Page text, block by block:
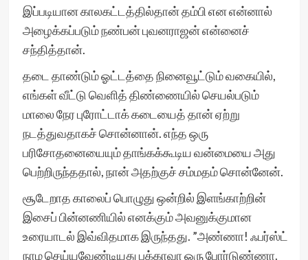
இப்படியான காலகட்டத்தில்தான் தம்பி என என்னால்
அழைக்கப்படும் நண்பன் புவனராஜன் என்னைச்
சந்தித்தான்.
தடை தாண்டும் ஓட்டத்தை நினைவூட்டும் வகையில்,
எங்கள் வீட்டு வெளித் திண்ணையில் செயல்படும்
மாலை நேர புரோட்டாக் கடையைத் தான் ஏற்று
நடத்துவதாகச் சொன்னான். எந்த ஒரு
பரிசோதனையையும் தாங்கக்கூடிய வன்மையை அது
பெற்றிருந்ததால், நான் அதற்குச் சம்மதம் சொன்னேன்.
சூடேறாத காலைப் பொழுது ஒன்றில் இளங்காற்றின்
இசைப் பின்னணியில் எனக்கும் அவனுக்குமான
உரையாடல் இவ்விதமாக இருந்தது. ”அண்ணா! ஃபர்ஸ்ட்
நாம செய்யவேண்டியது பக்காவா ஒரு போர்டுண்ணா.